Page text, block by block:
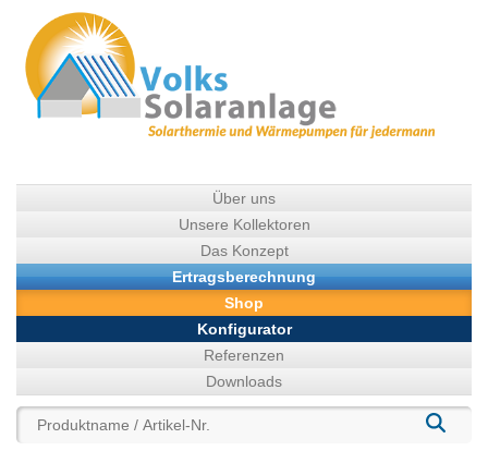
Über uns
Unsere Kollektoren
Das Konzept
Ertragsberechnung
Shop
Konfigurator
Referenzen
Downloads